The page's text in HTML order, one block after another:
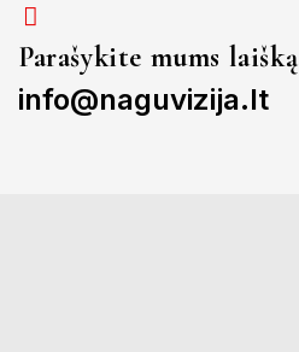
Parašykite mums laišką
info@naguvizija.lt